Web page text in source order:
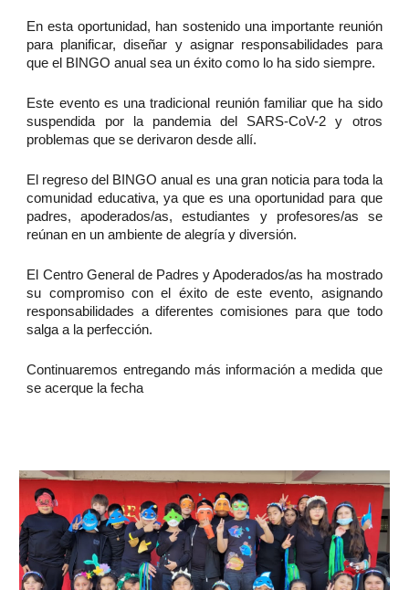
En esta oportunidad, han sostenido una importante reunión
para planificar, diseñar y asignar responsabilidades para
que el BINGO anual sea un éxito como lo ha sido siempre.
Este evento es una tradicional reunión familiar que ha sido
suspendida por la pandemia del SARS-CoV-2 y otros
problemas que se derivaron desde allí.
El regreso del BINGO anual es una gran noticia para toda la
comunidad educativa, ya que es una oportunidad para que
padres, apoderados/as, estudiantes y profesores/as se
reúnan en un ambiente de alegría y diversión.
El Centro General de Padres y Apoderados/as ha mostrado
su compromiso con el éxito de este evento, asignando
responsabilidades a diferentes comisiones para que todo
salga a la perfección.
Continuaremos entregando más información a medida que
se acerque la fecha